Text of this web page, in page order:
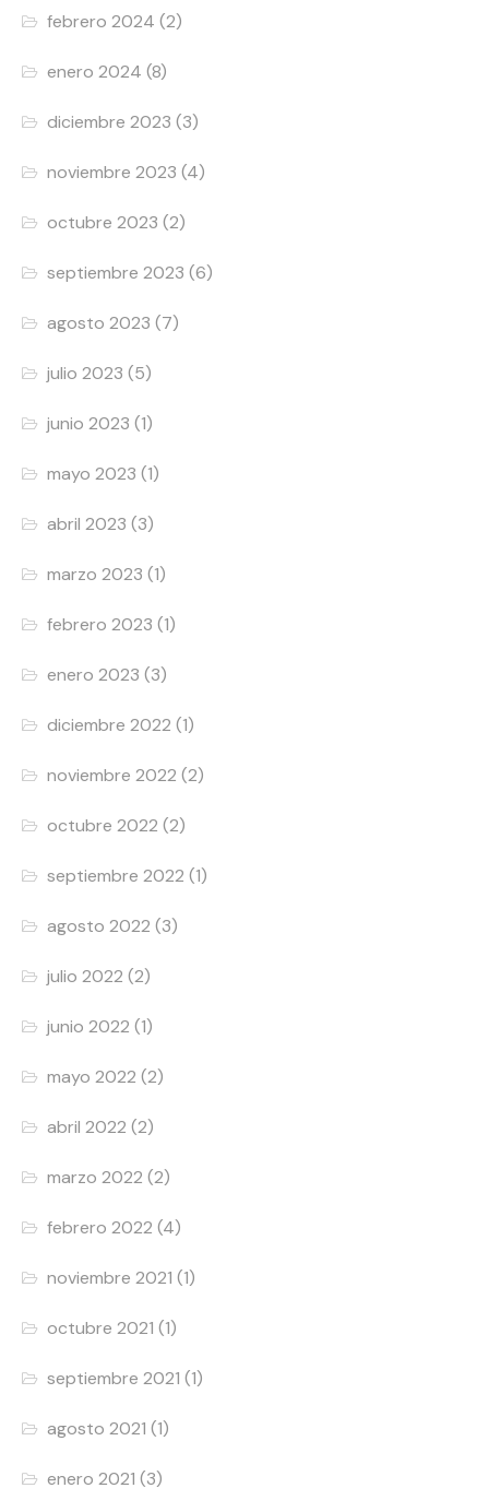
febrero 2024 (2)
enero 2024 (8)
diciembre 2023 (3)
noviembre 2023 (4)
octubre 2023 (2)
septiembre 2023 (6)
agosto 2023 (7)
julio 2023 (5)
junio 2023 (1)
mayo 2023 (1)
abril 2023 (3)
marzo 2023 (1)
febrero 2023 (1)
enero 2023 (3)
diciembre 2022 (1)
noviembre 2022 (2)
octubre 2022 (2)
septiembre 2022 (1)
agosto 2022 (3)
julio 2022 (2)
junio 2022 (1)
mayo 2022 (2)
abril 2022 (2)
marzo 2022 (2)
febrero 2022 (4)
noviembre 2021 (1)
octubre 2021 (1)
septiembre 2021 (1)
agosto 2021 (1)
enero 2021 (3)